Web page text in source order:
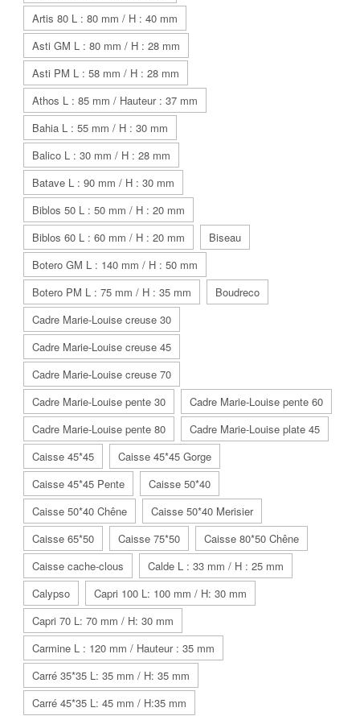
Artis 80 L : 80 mm / H : 40 mm
Asti GM L : 80 mm / H : 28 mm
Asti PM L : 58 mm / H : 28 mm
Athos L : 85 mm / Hauteur : 37 mm
Bahia L : 55 mm / H : 30 mm
Balico L : 30 mm / H : 28 mm
Batave L : 90 mm / H : 30 mm
Biblos 50 L : 50 mm / H : 20 mm
Biblos 60 L : 60 mm / H : 20 mm
Biseau
Botero GM L : 140 mm / H : 50 mm
Botero PM L : 75 mm / H : 35 mm
Boudreco
Cadre Marie-Louise creuse 30
Cadre Marie-Louise creuse 45
Cadre Marie-Louise creuse 70
Cadre Marie-Louise pente 30
Cadre Marie-Louise pente 60
Cadre Marie-Louise pente 80
Cadre Marie-Louise plate 45
Caisse 45*45
Caisse 45*45 Gorge
Caisse 45*45 Pente
Caisse 50*40
Caisse 50*40 Chêne
Caisse 50*40 Merisier
Caisse 65*50
Caisse 75*50
Caisse 80*50 Chêne
Caisse cache-clous
Calde L : 33 mm / H : 25 mm
Calypso
Capri 100 L: 100 mm / H: 30 mm
Capri 70 L: 70 mm / H: 30 mm
Carmine L : 120 mm / Hauteur : 35 mm
Carré 35*35 L: 35 mm / H: 35 mm
Carré 45*35 L: 45 mm / H:35 mm